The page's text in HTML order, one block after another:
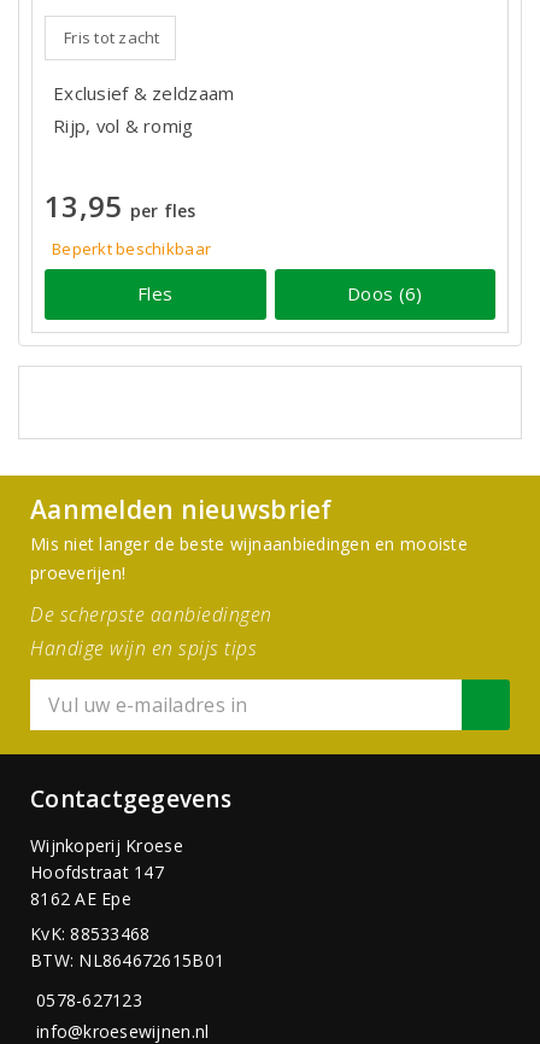
Fris tot zacht
Exclusief & zeldzaam
Rijp, vol & romig
13,95 per fles
Beperkt beschikbaar
Fles Doos (6)
Aanmelden nieuwsbrief
Mis niet langer de beste wijnaanbiedingen en mooiste
proeverijen!
De scherpste aanbiedingen
Handige wijn en spijs tips
Contactgegevens
Wijnkoperij Kroese
Hoofdstraat 147
8162 AE Epe
KvK: 88533468
BTW: NL864672615B01
0578-627123
info@kroesewijnen.nl